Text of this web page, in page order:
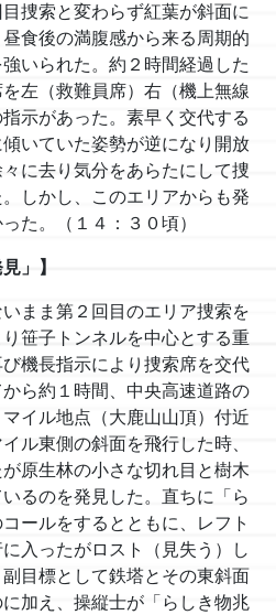
捜索と変わらず紅葉が斜面に
食後の満腹感から来る周期的
いられた。約２時間経過した
左（救難員席）右（機上無線
示があった。素早く交代する
いていた姿勢が逆になり開放
に去り気分をあらたにして捜
しかし、このエリアからも発
た。（１４：３０頃）
」】
まま第２回目のエリア捜索を
笹子トンネルを中心とする重
機長指示により捜索席を交代
ら約１時間、中央高速道路の
イル地点（大鹿山山頂）付近
ル東側の斜面を飛行した時、
原生林の小さな切れ目と樹木
るのを発見した。直ちに「ら
ールをするとともに、レフト
入ったがロスト（見失う）し
目標として鉄塔とその東斜面
加え、操縦士が「らしき物兆